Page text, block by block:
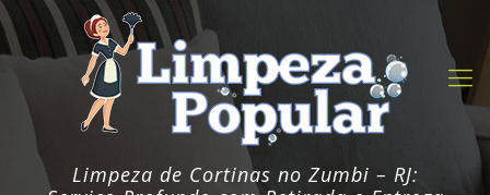
Limpeza de Cortinas no Zumbi – RJ: